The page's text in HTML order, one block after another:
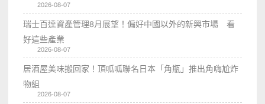
2026-08-07
瑞士百達資產管理8月展望！偏好中國以外的新興市場 看
好這些產業
2026-08-07
居酒屋美味搬回家！頂呱呱聯名日本「角瓶」推出角嗨尬炸
物組
2026-08-07